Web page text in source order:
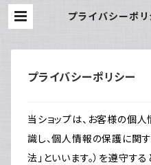
プライバシーポ
プライバシーポリシー
当ショップは、お客様の個
識し、個人情報の保護に関
法」といいます。）を遵守す